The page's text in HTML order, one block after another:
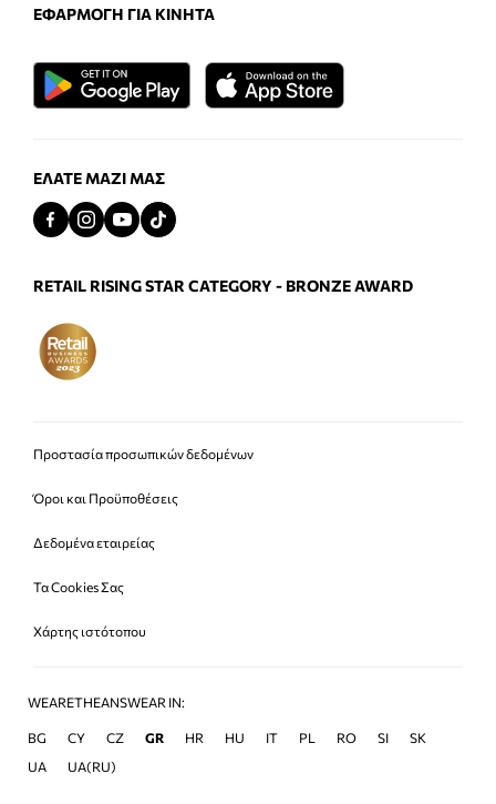
ΕΦΑΡΜΟΓΉ ΓΙΑ ΚΙΝΗΤΆ
ΕΛΆΤΕ ΜΑΖΊ ΜΑΣ
RETAIL RISING STAR CATEGORY - BRONZE AWARD
Προστασία προσωπικών δεδομένων
Όροι και Προϋποθέσεις
Δεδομένα εταιρείας
Τα Cookies Σας
Χάρτης ιστότοπου
WEARETHEANSWEAR IN:
BG CY CZ GR HR HU IT PL RO SI
SK
UA
UA(RU)